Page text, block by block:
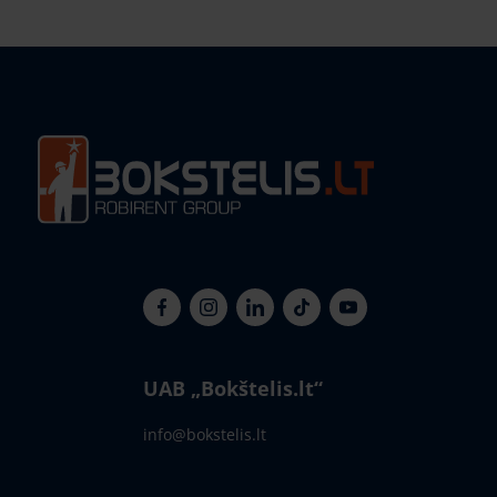
UAB „Bokštelis.lt“
info@bokstelis.lt